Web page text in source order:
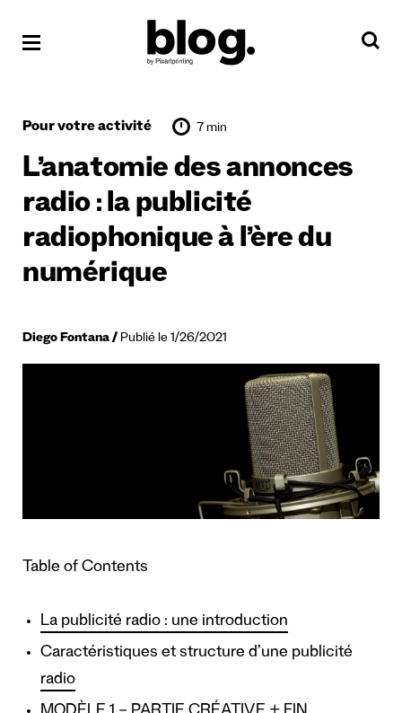
Pour votre activité 7 min
L’anatomie des annonces
radio : la publicité
radiophonique à l’ère du
numérique
Diego Fontana Publié le 1/26/2021
Table of Contents
La publicité radio : une introduction
Caractéristiques et structure d’une publicité
radio